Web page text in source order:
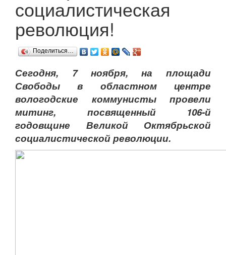
социалистическая
революция!
Поделиться…
Сегодня, 7 ноября, на площади
Свободы в областном центре
вологодские коммунисты провели
митинг, посвященный 106-й
годовщине Великой Октябрьской
социалистической революции.